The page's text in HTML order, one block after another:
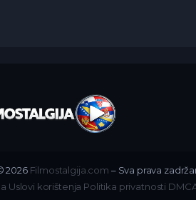
2026 Filmostalgija.com – Sva prava
Uslovi korištenja Politika privatnosti